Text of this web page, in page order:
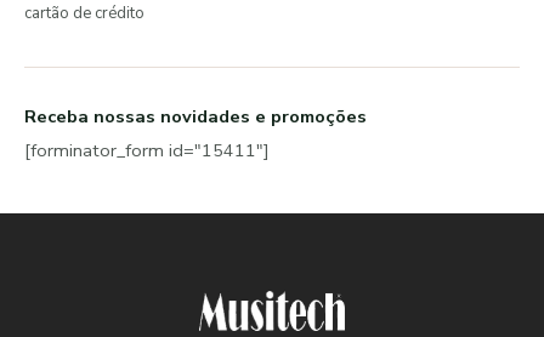
cartão de crédito
Receba nossas novidades e promoções
[forminator_form id="15411"]